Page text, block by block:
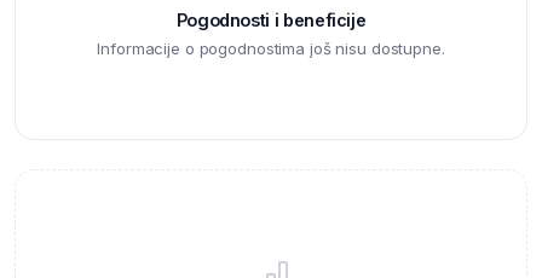
Pogodnosti i beneficije
Informacije o pogodnostima još nisu dostupne.